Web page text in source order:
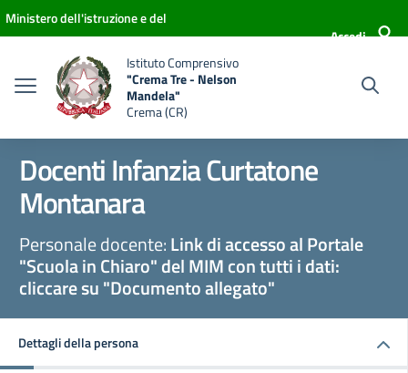
Vai ai contenuti
Vai al menu di navigazione
Vai al footer
Ministero dell'istruzione e del
Accedi
Istituto Comprensivo
"Crema Tre - Nelson
Mandela"
Crema (CR)
Docenti Infanzia Curtatone
Montanara
Personale docente:Link di accesso al Portale
"Scuola in Chiaro" del MIM con tutti i dati:
cliccare su "Documento allegato"
Dettagli della persona